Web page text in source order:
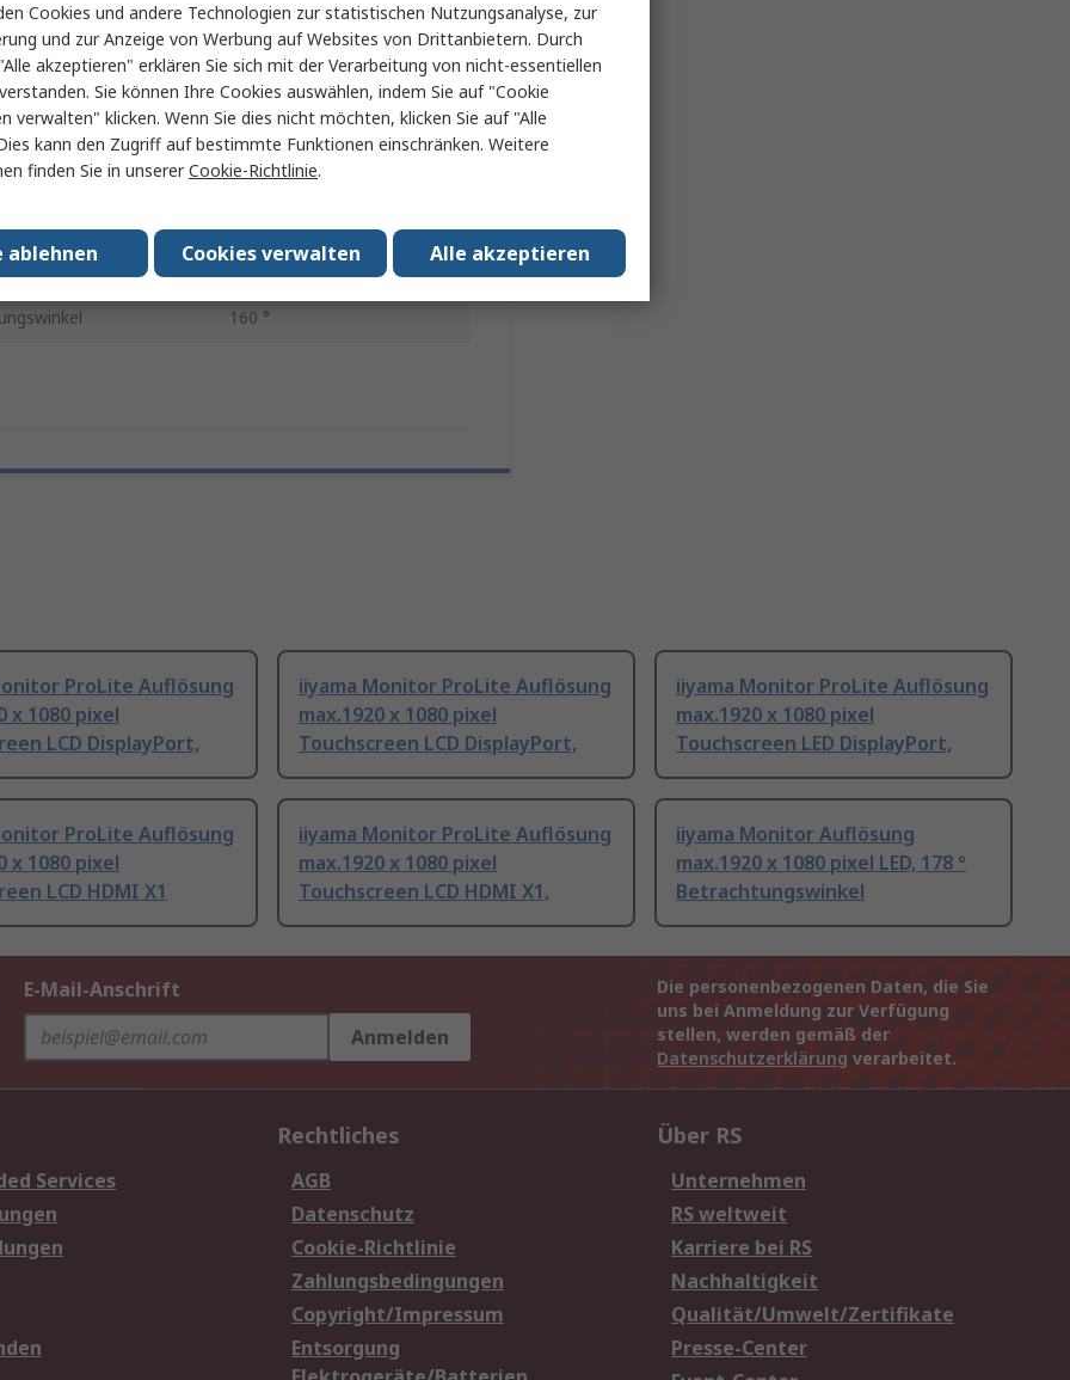
Wert
iiyama
Typ Touchscreen
10 in
160 °
ProLite Auflösung
x 1080 pixel
LCD DisplayPort,
iiyama Monitor ProLite Auflösung
max.1920 x 1080 pixel
Touchscreen LCD DisplayPort,
iiyama Monitor ProLite Auflösung
max.1920 x 1080 pixel
Touchscreen LED DisplayPort,
ProLite Auflösung
x 1080 pixel
LCD HDMI X1
iiyama Monitor ProLite Auflösung
max.1920 x 1080 pixel
Touchscreen LCD HDMI X1,
iiyama Monitor Auflösung
max.1920 x 1080 pixel LED, 178 °
Betrachtungswinkel
E-Mail-Anschrift
Anmelden
Die personenbezogenen Daten, die Sie
uns bei Anmeldung zur Verfügung
stellen, werden gemäß der
Datenschutzerklärung verarbeitet.
Services
Rechtliches
AGB
Datenschutz
Cookie-Richtlinie
Zahlungsbedingungen
Copyright/Impressum
Entsorgung
Über RS
Unternehmen
RS weltweit
Karriere bei RS
Nachhaltigkeit
Qualität/Umwelt/Zertifikate
Presse-Center
Cookies und andere Technologien zur statistischen Nutzungsanalyse, zur
und zur Anzeige von Werbung auf Websites von Drittanbietern. Durch
akzeptieren" erklären Sie sich mit der Verarbeitung von nicht-essentiellen
Sie können Ihre Cookies auswählen, indem Sie auf "Cookie
verwalten" klicken. Wenn Sie dies nicht möchten, klicken Sie auf "Alle
kann den Zugriff auf bestimmte Funktionen einschränken. Weitere
finden Sie in unsererCookie-Richtlinie.
Alle akzeptieren
Cookies verwalten
ablehnen